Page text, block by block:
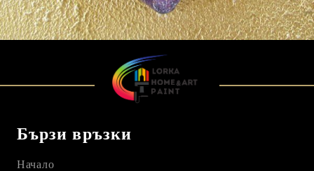
Бързи връзки
Начало